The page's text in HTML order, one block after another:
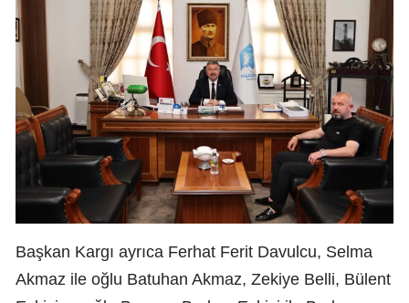
Başkan Kargı ayrıca Ferhat Ferit Davulcu, Selma
Akmaz ile oğlu Batuhan Akmaz, Zekiye Belli, Bülent